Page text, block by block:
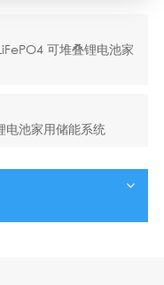
可堆叠锂电池家
电池家用储能系统